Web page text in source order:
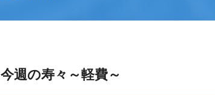
今週の寿々～軽費～